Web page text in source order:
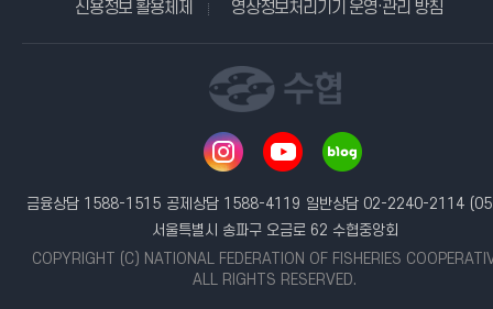
신용정보 활용체제
영상정보처리기기 운영·관리 방침
금융상담 1588-1515 공제상담 1588-4119 일반상담 02-2240-2114
서울특별시 송파구 오금로 62 수협중앙회
COPYRIGHT (C) NATIONAL FEDERATION OF FISHERIES
ALL RIGHTS RESERVED.